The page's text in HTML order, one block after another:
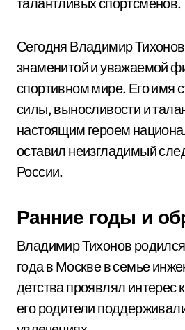
Сегодня Владимир Тихонов
знаменитой и уважаемой
спортивном мире. Его имя
силы, выносливости и
настоящим героем
оставил неизгладимый
России.
Ранние годы и
Владимир Тихонов
года в Москве в семье
детства проявлял интерес
его родители